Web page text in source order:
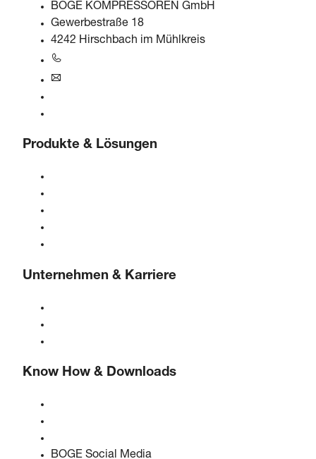
BOGE KOMPRESSOREN GmbH
Gewerbestraße 18
4242 Hirschbach im Mühlkreis
Produkte & Lösungen
Unternehmen & Karriere
Know How & Downloads
BOGE Social Media